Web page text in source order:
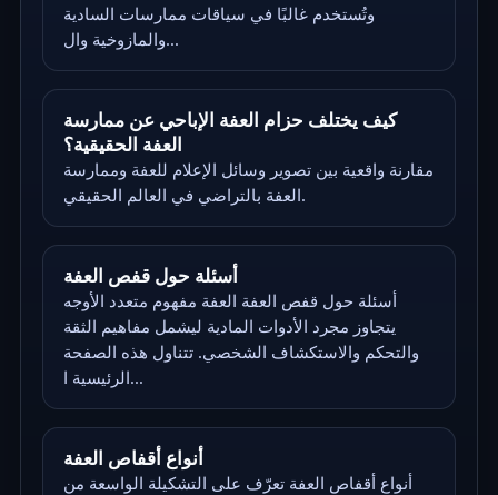
وتُستخدم غالبًا في سياقات ممارسات السادية
والمازوخية وال...
كيف يختلف حزام العفة الإباحي عن ممارسة
العفة الحقيقية؟
مقارنة واقعية بين تصوير وسائل الإعلام للعفة وممارسة
العفة بالتراضي في العالم الحقيقي.
أسئلة حول قفص العفة
أسئلة حول قفص العفة العفة مفهوم متعدد الأوجه
يتجاوز مجرد الأدوات المادية ليشمل مفاهيم الثقة
والتحكم والاستكشاف الشخصي. تتناول هذه الصفحة
الرئيسية ا...
أنواع أقفاص العفة
أنواع أقفاص العفة تعرّف على التشكيلة الواسعة من